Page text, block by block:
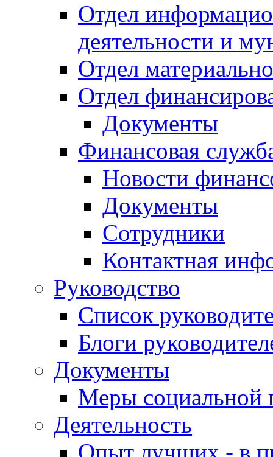
Отдел
деятельности и
Отдел
Отдел
Документы
Финансовая
Новости
Документы
Сотрудники
Контактная
Руководство
Список
Блоги
Документы
Меры социальной
Деятельность